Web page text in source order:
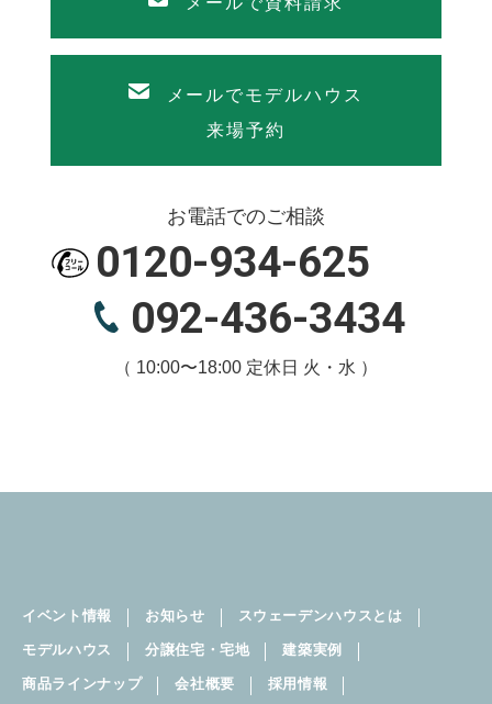
メールでモデルハウス
来場予約
お電話でのご相談
0120-934-625
092-436-3434
（ 10:00〜18:00 定休日 火・水 ）
イベント情報 お知らせ スウェーデンハウスとは
モデルハウス 分譲住宅・宅地 建築実例
商品ラインナップ 会社概要 採用情報